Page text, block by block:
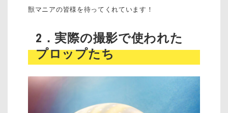
獣マニアの皆様を待ってくれています！
2．実際の撮影で使われた
プロップたち